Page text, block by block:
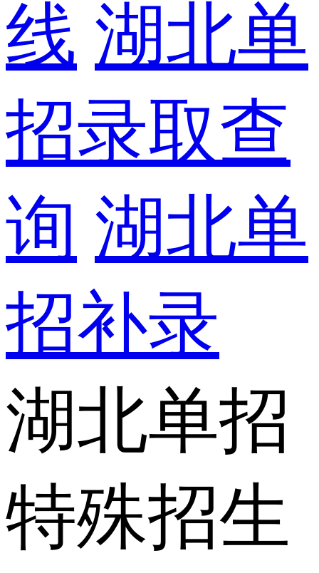
线 湖北单
招录取查
询 湖北单
招补录
湖北单招
特殊招生